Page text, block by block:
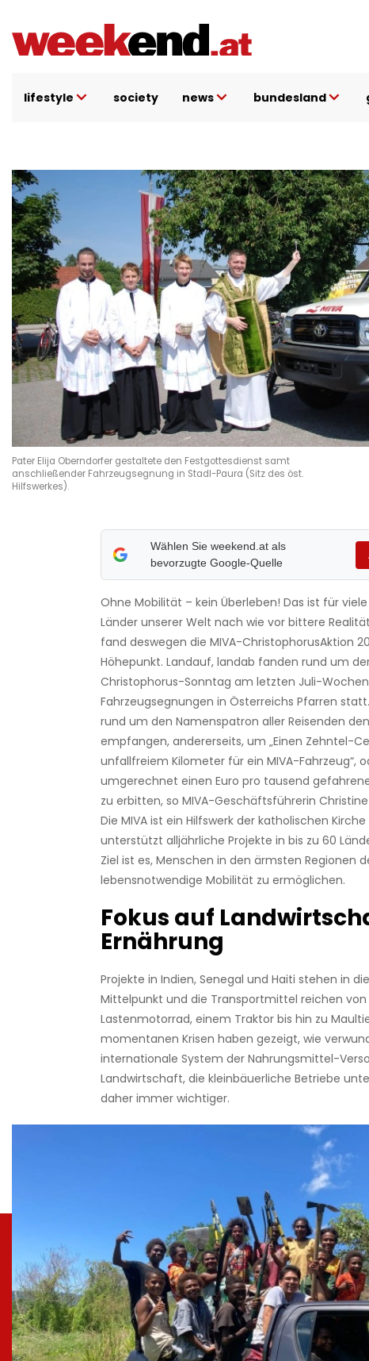
Inhalt
lifestyle society news bundesland
Pater Elija Oberndorfer gestaltete den Festgottesdienst samt
anschließender Fahrzeugsegnung in Stadl-Paura (Sitz des öst.
Hilfswerkes).
Wählen Sie weekend.at als
bevorzugte Google-Quelle
Ohne Mobilität – kein Überleben! Das ist für
Länder unserer Welt nach wie vor bittere
fand deswegen die MIVA-ChristophorusAktion
Höhepunkt. Landauf, landab fanden rund um
Christophorus-Sonntag am letzten Juli-
Fahrzeugsegnungen in Österreichs Pfarren
rund um den Namenspatron aller Reisenden
empfangen, andererseits, um „Einen Zehntel-
unfallfreiem Kilometer für ein MIVA-Fahrzeug“,
umgerechnet einen Euro pro tausend
zu erbitten, so MIVA-Geschäftsführerin Christine
Die MIVA ist ein Hilfswerk der katholischen
unterstützt alljährliche Projekte in bis zu 60
Ziel ist es, Menschen in den ärmsten Regionen
lebensnotwendige Mobilität zu ermöglichen.
Fokus auf
Ernährung
Projekte in Indien, Senegal und Haiti stehen in
Mittelpunkt und die Transportmittel reichen
Lastenmotorrad, einem Traktor bis hin zu
momentanen Krisen haben gezeigt, wie
internationale System der Nahrungsmittel-
Landwirtschaft, die kleinbäuerliche Betriebe
daher immer wichtiger.